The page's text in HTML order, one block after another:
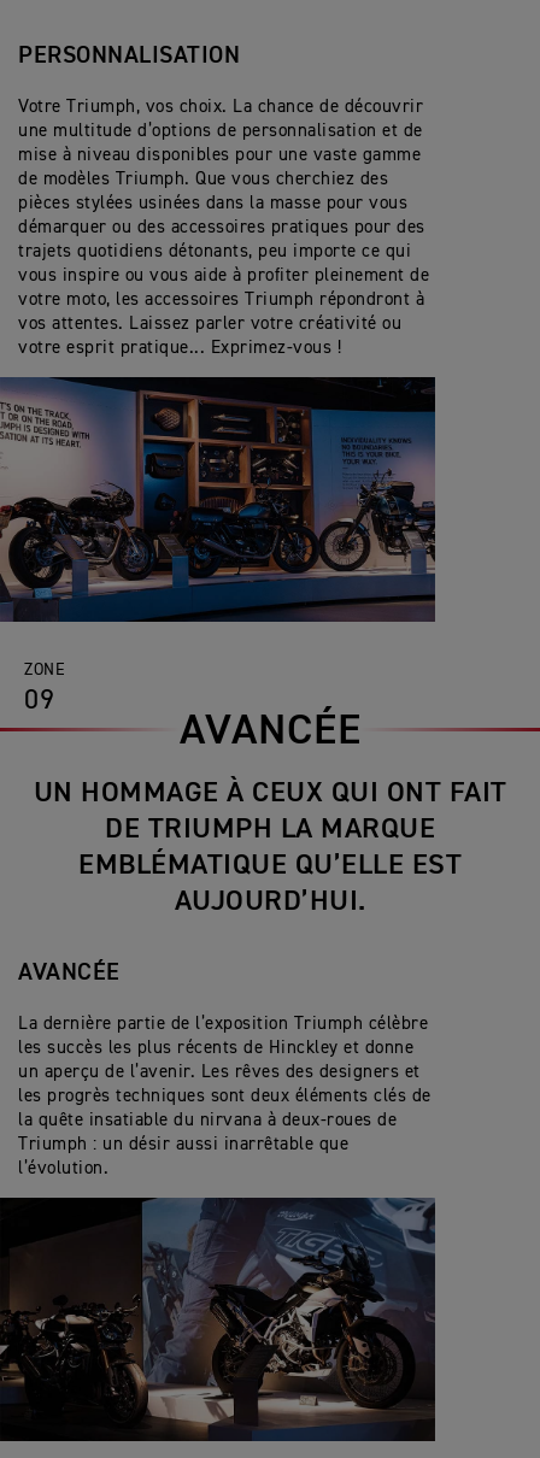
PERSONNALISATION
Votre Triumph, vos choix. La chance de découvrir
une multitude d’options de personnalisation et de
mise à niveau disponibles pour une vaste gamme
de modèles Triumph. Que vous cherchiez des
pièces stylées usinées dans la masse pour vous
démarquer ou des accessoires pratiques pour des
trajets quotidiens détonants, peu importe ce qui
vous inspire ou vous aide à profiter pleinement de
votre moto, les accessoires Triumph répondront à
vos attentes. Laissez parler votre créativité ou
votre esprit pratique... Exprimez-vous !
ZONE
09
AVANCÉE
UN HOMMAGE À CEUX QUI ONT FAIT
DE TRIUMPH LA MARQUE
EMBLÉMATIQUE QU’ELLE EST
AUJOURD’HUI.
AVANCÉE
La dernière partie de l’exposition Triumph célèbre
les succès les plus récents de Hinckley et donne
un aperçu de l’avenir. Les rêves des designers et
les progrès techniques sont deux éléments clés de
la quête insatiable du nirvana à deux-roues de
Triumph : un désir aussi inarrêtable que
l’évolution.